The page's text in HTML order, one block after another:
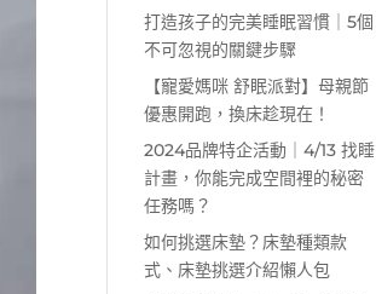
打造孩子的完美睡眠習慣｜5個
不可忽視的關鍵步驟
【寵愛媽咪 舒眠派對】母親節
優惠開跑，換床趁現在！
2024品牌特企活動｜4/13 找睡
計畫，你能完成空間裡的秘密
任務嗎？
如何挑選床墊？床墊種類款
式、床墊挑選介紹懶人包